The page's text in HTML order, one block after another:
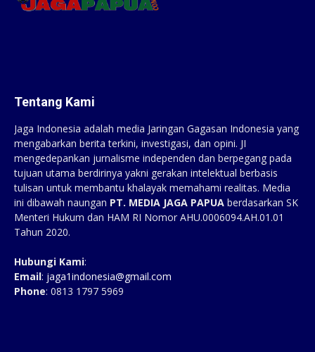
Tentang Kami
Jaga Indonesia adalah media Jaringan Gagasan Indonesia yang
mengabarkan berita terkini, investigasi, dan opini. JI
mengedepankan jurnalisme independen dan berpegang pada
tujuan utama berdirinya yakni gerakan intelektual berbasis
tulisan untuk membantu khalayak memahami realitas. Media
ini dibawah naungan PT. MEDIA JAGA PAPUA berdasarkan SK
Menteri Hukum dan HAM RI Nomor AHU.0006094.AH.01.01
Tahun 2020.
Hubungi Kami:
Email: jaga1indonesia@gmail.com
Phone: 0813 1797 5969